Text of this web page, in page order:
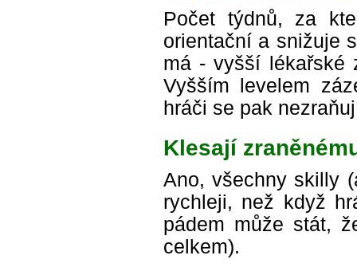
Počet týdnů, za
orientační a snižuje
má - vyšší lékařské
Vyšším levelem
hráči se pak
Klesají
Ano, všechny skilly
rychleji, než když
pádem může stát,
celkem).